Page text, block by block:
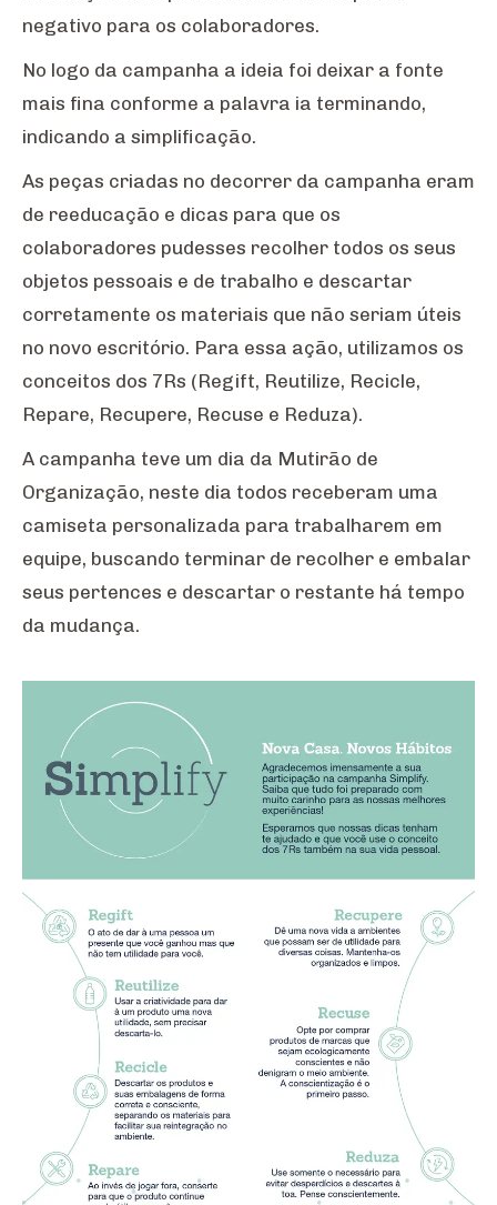
negativo para os colaboradores.
No logo da campanha a ideia foi deixar a fonte
mais fina conforme a palavra ia terminando,
indicando a simplificação.
As peças criadas no decorrer da campanha eram
de reeducação e dicas para que os
colaboradores pudesses recolher todos os seus
objetos pessoais e de trabalho e descartar
corretamente os materiais que não seriam úteis
no novo escritório. Para essa ação, utilizamos os
conceitos dos 7Rs (Regift, Reutilize, Recicle,
Repare, Recupere, Recuse e Reduza).
A campanha teve um dia da Mutirão de
Organização, neste dia todos receberam uma
camiseta personalizada para trabalharem em
equipe, buscando terminar de recolher e embalar
seus pertences e descartar o restante há tempo
da mudança.